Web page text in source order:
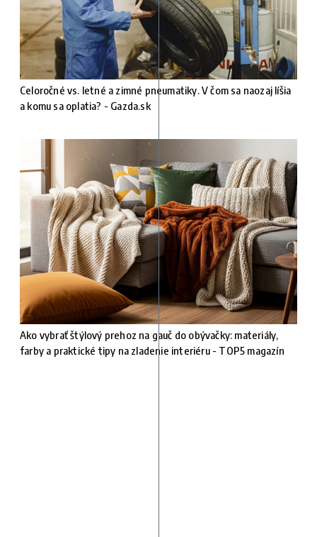
Celoročné vs. letné a zimné pneumatiky. V čom sa naozaj líšia
a komu sa oplatia? - Gazda.sk
Ako vybrať štýlový prehoz na gauč do obývačky: materiály,
farby a praktické tipy na zladenie interiéru - TOP5 magazín